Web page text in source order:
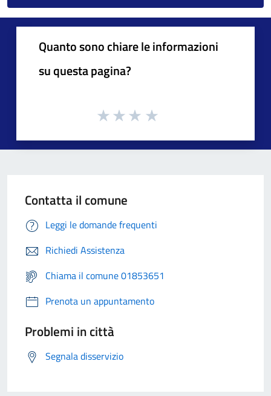
Quanto sono chiare le informazioni
su questa pagina?
Contatta il comune
Leggi le domande frequenti
Richiedi Assistenza
Chiama il comune 01853651
Prenota un appuntamento
Problemi in città
Segnala disservizio